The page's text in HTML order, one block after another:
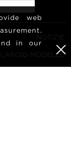
NOTIZIE
MODELLE
web
in our